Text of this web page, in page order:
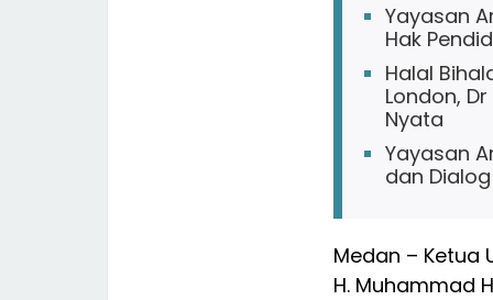
Yayasan
Hak
Halal
London,
Nyata
Yayasan
dan
Medan – Ketua
H. Muhammad